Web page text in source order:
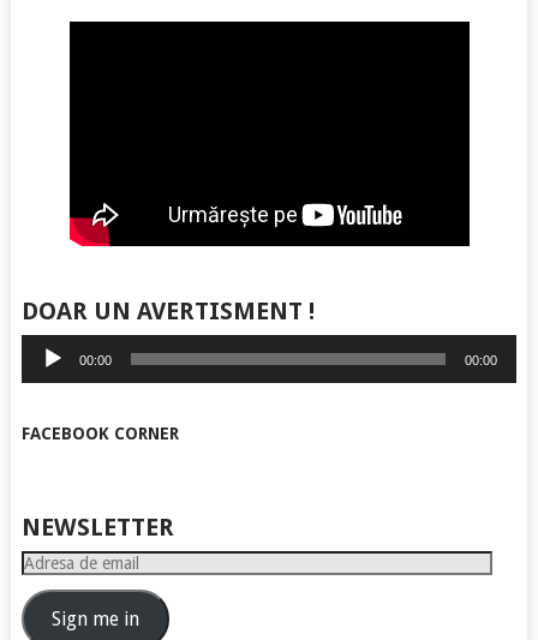
DOAR UN AVERTISMENT !
Player
audio
00:00 00:00
FACEBOOK CORNER
NEWSLETTER
Adresa
emailSign me in